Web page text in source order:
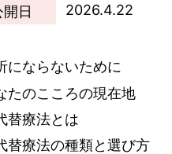
開日 2026.4.22
にならないために
たのこころの現在地
替療法とは
替療法の種類と選び方